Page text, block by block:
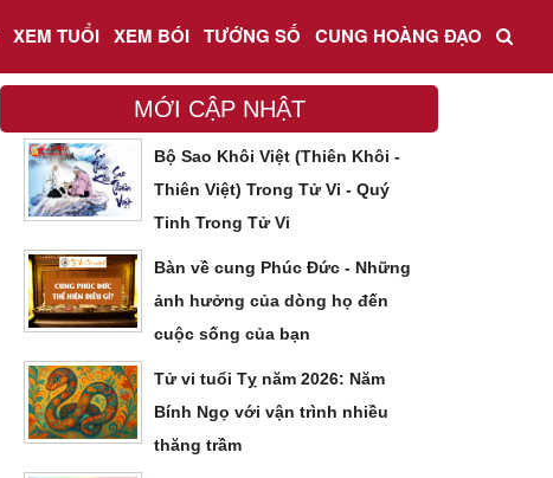
XEM TUỔI XEM BÓI TƯỚNG SỐ CUNG HOÀNG ĐẠO
MỚI CẬP NHẬT
Bộ Sao Khôi Việt (Thiên Khôi -
Thiên Việt) Trong Tử Vi - Quý
Tinh Trong Tử Vi
Bàn về cung Phúc Đức - Những
ảnh hưởng của dòng họ đến
cuộc sống của bạn
Tử vi tuổi Tỵ năm 2026: Năm
Bính Ngọ với vận trình nhiều
thăng trầm